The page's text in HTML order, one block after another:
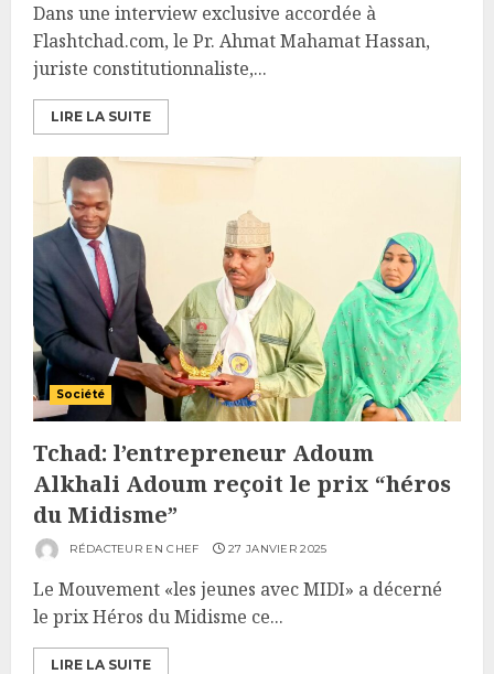
Dans une interview exclusive accordée à
Flashtchad.com, le Pr. Ahmat Mahamat Hassan,
juriste constitutionnaliste,...
LIRE LA SUITE
Société
Tchad: l’entrepreneur Adoum
Alkhali Adoum reçoit le prix “héros
du Midisme”
RÉDACTEUR EN CHEF 27 JANVIER 2025
Le Mouvement «les jeunes avec MIDI» a décerné
le prix Héros du Midisme ce...
LIRE LA SUITE